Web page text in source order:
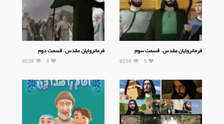
فرمانروایان مقدس – قسمت سوم
8156 5
فرمانروایان مقدس – قسمت دوم
8639 8